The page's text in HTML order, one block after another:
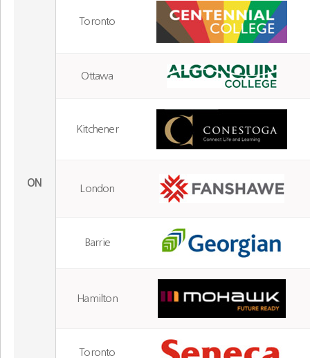
ON
Toronto
Ottawa
Kitchener
London
Barrie
Hamilton
Toronto